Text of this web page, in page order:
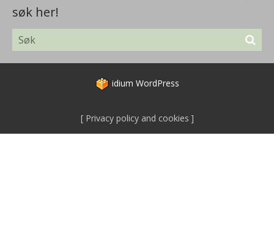
søk her!
idium WordPress
Privacy policy and cookies